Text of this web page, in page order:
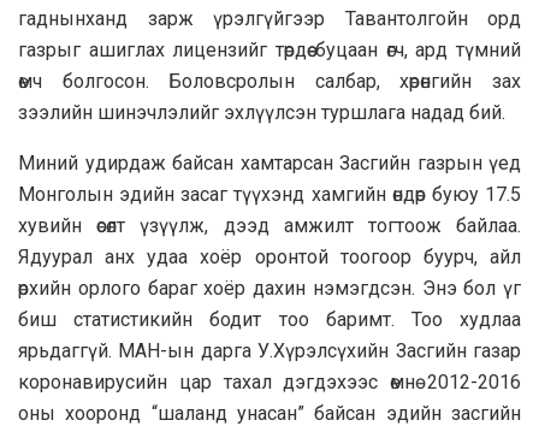
гаднынханд зарж үрэлгүйгээр Тавантолгойн орд
газрыг ашиглах лицензийг төрдөө буцаан өгч, ард түмний
өмч болгосон. Боловсролын салбар, хөрөнгийн зах
зээлийн шинэчлэлийг эхлүүлсэн туршлага надад бий.
Миний удирдаж байсан хамтарсан Засгийн газрын үед
Монголын эдийн засаг түүхэнд хамгийн өндөр буюу 17.5
хувийн өсөлт үзүүлж, дээд амжилт тогтоож байлаа.
Ядуурал анх удаа хоёр оронтой тоогоор буурч, айл
өрхийн орлого бараг хоёр дахин нэмэгдсэн. Энэ бол үг
биш статистикийн бодит тоо баримт. Тоо худлаа
ярьдаггүй. МАН-ын дарга У.Хүрэлсүхийн Засгийн газар
коронавирусийн цар тахал дэгдэхээс өмнө 2012-2016
оны хооронд “шаланд унасан” байсан эдийн засгийн